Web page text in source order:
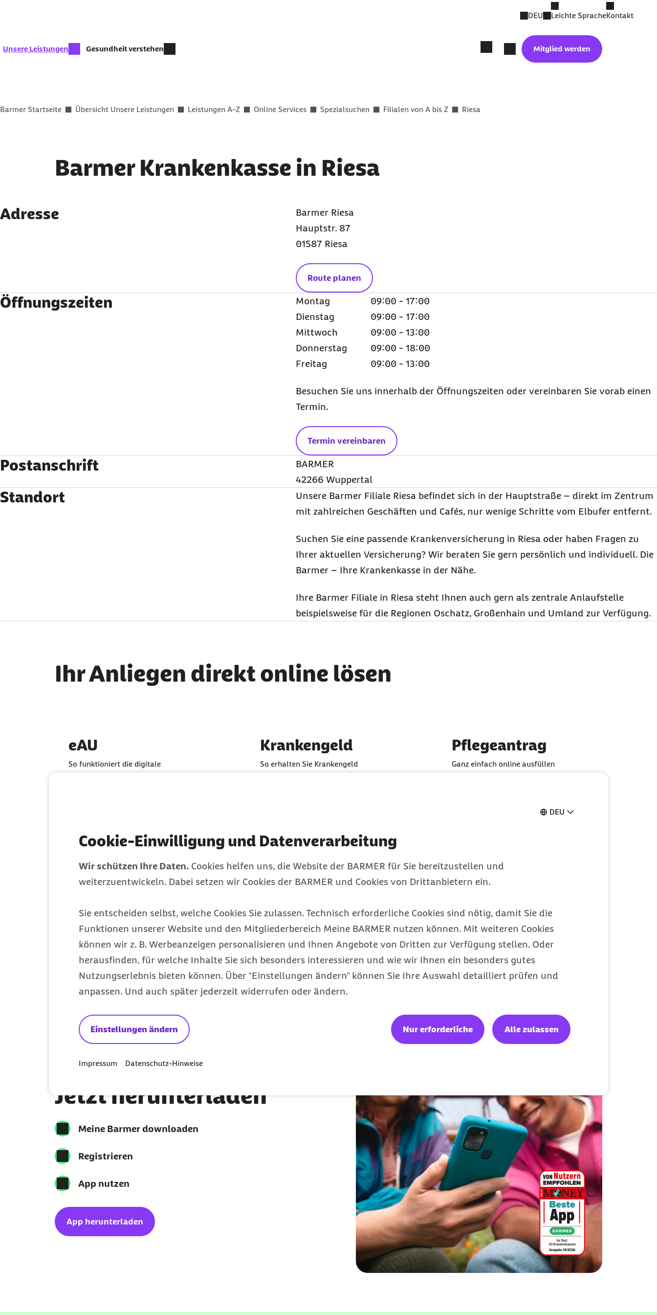
DEU
Cookie-Einwilligung und Datenverarbeitung
Wir schützen Ihre Daten. Cookies helfen uns, die Website der BARMER für Sie bereitzustellen und
weiterzuentwickeln. Dabei setzen wir Cookies der BARMER und Cookies von Drittanbietern ein.
Sie entscheiden selbst, welche Cookies Sie zulassen. Technisch erforderliche Cookies sind nötig, damit Sie die
Funktionen unserer Website und den Mitgliederbereich Meine BARMER nutzen können. Mit weiteren Cookies
können wir z. B. Werbeanzeigen personalisieren und Ihnen Angebote von Dritten zur Verfügung stellen. Oder
herausfinden, für welche Inhalte Sie sich besonders interessieren und wie wir Ihnen ein besonders gutes
Nutzungserlebnis bieten können. Über "Einstellungen ändern" können Sie Ihre Auswahl detailliert prüfen und
anpassen. Und auch später jederzeit widerrufen oder ändern.
Einstellungen ändern Nur erforderliche Alle zulassen
Impressum Datenschutz-Hinweise
DEU Leichte SpracheKontakt
zur Zeit aktiv:
Unsere Leistungen Gesundheit verstehen Mitglied werden
Sie befinden sich hier:
Barmer Startseite Übersicht Unsere Leistungen Leistungen A-Z Online Services Spezialsuchen Filialen von A bis Z Riesa
Barmer Krankenkasse in Riesa
Adresse
Barmer Riesa
Hauptstr. 87
01587 Riesa
Route planen
Öffnungszeiten Montag
09:00 - 17:00
Dienstag
09:00 - 17:00
Mittwoch
09:00 - 13:00
Donnerstag
09:00 - 18:00
Freitag
09:00 - 13:00
Besuchen Sie uns innerhalb der Öffnungszeiten oder vereinbaren Sie vorab einen
Termin.
Termin vereinbaren
Postanschrift
BARMER
42266 Wuppertal
Standort
Unsere Barmer Filiale Riesa befindet sich in der Hauptstraße – direkt im Zentrum
mit zahlreichen Geschäften und Cafés, nur wenige Schritte vom Elbufer entfernt.
Suchen Sie eine passende Krankenversicherung in Riesa oder haben Fragen zu
Ihrer aktuellen Versicherung? Wir beraten Sie gern persönlich und individuell. Die
Barmer – Ihre Krankenkasse in der Nähe.
Ihre Barmer Filiale in Riesa steht Ihnen auch gern als zentrale Anlaufstelle
beispielsweise für die Regionen Oschatz, Großenhain und Umland zur Verfügung.
Ihr Anliegen direkt online lösen
eAU
So funktioniert die digitale
Krankengeld
So erhalten Sie Krankengeld
Pflegeantrag
Ganz einfach online ausfüllen
Mitglied werden Barmer Bonus
lassen
Meine Barmer
Meine Barmer per App nutzen
Jetzt herunterladen
Meine Barmer downloaden
Registrieren
App nutzen
App herunterladen